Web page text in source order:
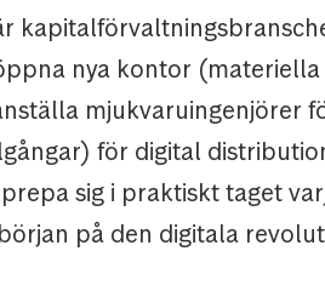
nya kontor
mjukvaruingenjörer
för digital
sig i praktiskt taget
på den digitala